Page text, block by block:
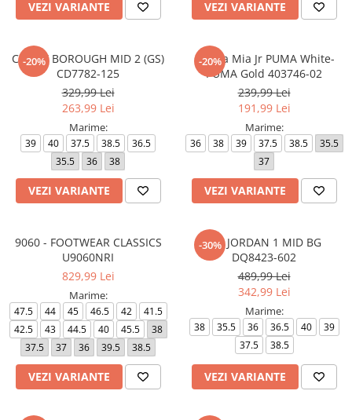
VEZI VARIANTE VEZI VARIANTE
-20%
COURT BOROUGH MID 2 (GS)
CD7782-125
329,99 Lei
263,99 Lei
Marime:
39 40 37.5 38.5
36.5
35.5
36 38
VEZI VARIANTE
-20%
Carina Mia Jr PUMA White-
PUMA Gold 403746-02
239,99 Lei
191,99 Lei
Marime:
36 38 39 37.5 38.5
35.5
37
VEZI VARIANTE
9060 - FOOTWEAR CLASSICS
U9060NRI
829,99 Lei
Marime:
47.5 44 45 46.5 42
41.5
42.5
43 44.5 40 45.5
38
37.5
37 36 39.5 38.5
VEZI VARIANTE
-30%
AIR JORDAN 1 MID BG
DQ8423-602
489,99 Lei
342,99 Lei
Marime:
38 35.5 36 36.5 40
39
37.5
38.5
VEZI VARIANTE